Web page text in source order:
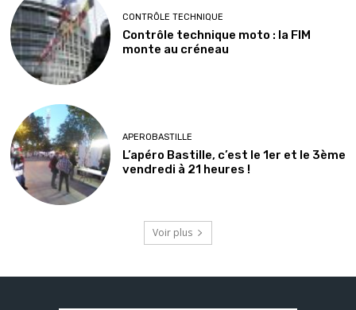
CONTRÔLE TECHNIQUE
Contrôle technique moto : la FIM
monte au créneau
APEROBASTILLE
L’apéro Bastille, c’est le 1er et le 3ème
vendredi à 21 heures !
Voir plus